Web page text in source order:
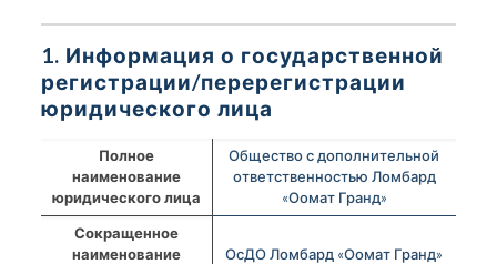
1. Информация о государственной
регистрации/перерегистрации
юридического лица
Полное
наименование
юридического лица
Общество с дополнительной
ответственностью Ломбард
«Оомат Гранд»
Сокращенное
наименование
ОсДО Ломбард «Оомат Гранд»